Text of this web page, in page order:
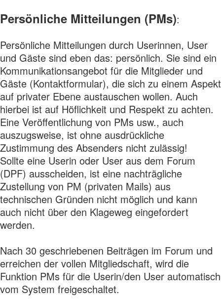
Persönliche Mitteilungen (PMs):
Persönliche Mitteilungen durch Userinnen, User
und Gäste sind eben das: persönlich. Sie sind ein
Kommunikationsangebot für die Mitglieder und
Gäste (Kontaktformular), die sich zu einem Aspekt
auf privater Ebene austauschen wollen. Auch
hierbei ist auf Höflichkeit und Respekt zu achten.
Eine Veröffentlichung von PMs usw., auch
auszugsweise, ist ohne ausdrückliche
Zustimmung des Absenders nicht zulässig!
Sollte eine Userin oder User aus dem Forum
(DPF) ausscheiden, ist eine nachträgliche
Zustellung von PM (privaten Mails) aus
technischen Gründen nicht möglich und kann
auch nicht über den Klageweg eingefordert
werden.
Nach 30 geschriebenen Beiträgen im Forum und
erreichen der vollen Mitgliedschaft, wird die
Funktion PMs für die Userin/den User automatisch
vom System freigeschaltet.